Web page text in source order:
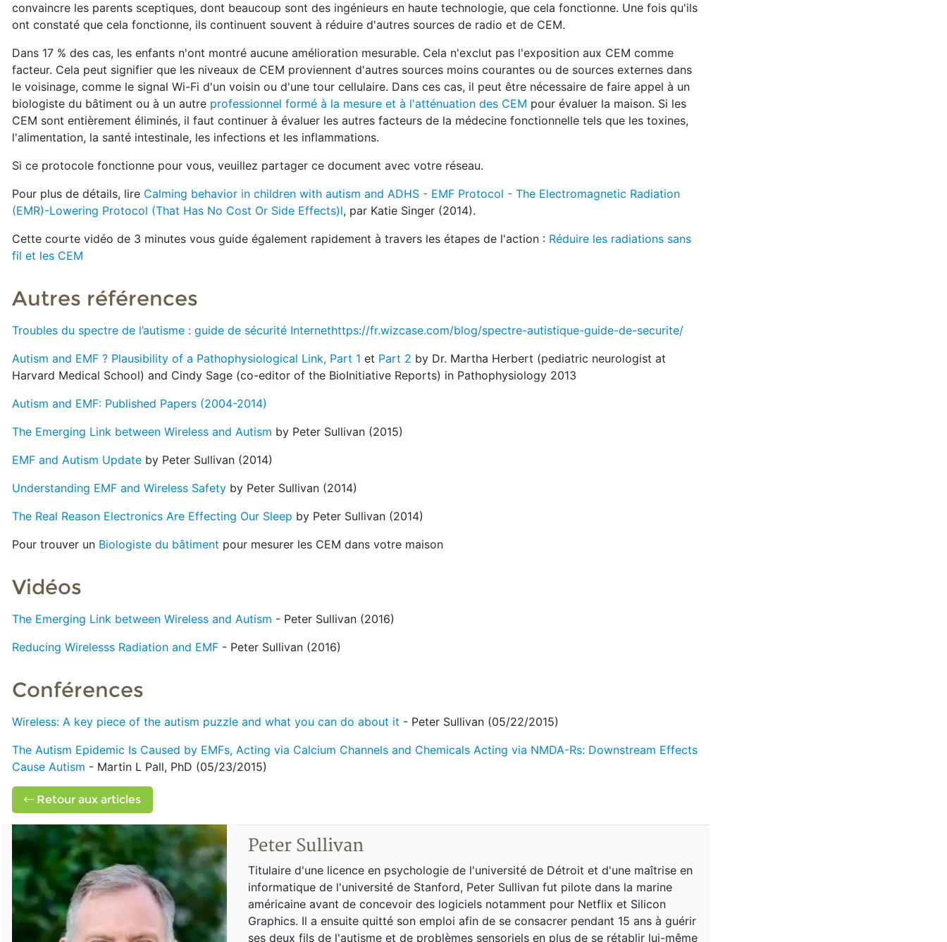
convaincre les parents sceptiques, dont beaucoup sont des ingénieurs en haute technologie, que cela fonctionne. Une fois qu'ils
ont constaté que cela fonctionne, ils continuent souvent à réduire d'autres sources de radio et de CEM.
Dans 17 % des cas, les enfants n'ont montré aucune amélioration mesurable. Cela n'exclut pas l'exposition aux CEM comme
facteur. Cela peut signifier que les niveaux de CEM proviennent d'autres sources moins courantes ou de sources externes dans
le voisinage, comme le signal Wi-Fi d'un voisin ou d'une tour cellulaire. Dans ces cas, il peut être nécessaire de faire appel à un
biologiste du bâtiment ou à un autre professionnel formé à la mesure et à l'atténuation des CEM pour évaluer la maison. Si les
CEM sont entièrement éliminés, il faut continuer à évaluer les autres facteurs de la médecine fonctionnelle tels que les toxines,
l'alimentation, la santé intestinale, les infections et les inflammations.
Si ce protocole fonctionne pour vous, veuillez partager ce document avec votre réseau.
Pour plus de détails, lire Calming behavior in children with autism and ADHS - EMF Protocol - The Electromagnetic Radiation
(EMR)-Lowering Protocol (That Has No Cost Or Side Effects)l, par Katie Singer (2014).
Cette courte vidéo de 3 minutes vous guide également rapidement à travers les étapes de l'action : Réduire les radiations sans
fil et les CEM
Autres références
Troubles du spectre de l’autisme : guide de sécurité Internethttps://fr.wizcase.com/blog/spectre-autistique-guide-de-securite/
Autism and EMF ? Plausibility of a Pathophysiological Link, Part 1 et Part 2 by Dr. Martha Herbert (pediatric neurologist at
Harvard Medical School) and Cindy Sage (co-editor of the BioInitiative Reports) in Pathophysiology 2013
Autism and EMF: Published Papers (2004-2014)
The Emerging Link between Wireless and Autism by Peter Sullivan (2015)
EMF and Autism Update by Peter Sullivan (2014)
Understanding EMF and Wireless Safety by Peter Sullivan (2014)
The Real Reason Electronics Are Effecting Our Sleep by Peter Sullivan (2014)
Pour trouver un Biologiste du bâtiment pour mesurer les CEM dans votre maison
Vidéos
The Emerging Link between Wireless and Autism - Peter Sullivan (2016)
Reducing Wirelesss Radiation and EMF - Peter Sullivan (2016)
Conférences
Wireless: A key piece of the autism puzzle and what you can do about it - Peter Sullivan (05/22/2015)
The Autism Epidemic Is Caused by EMFs, Acting via Calcium Channels and Chemicals Acting via NMDA-Rs: Downstream Effects
Cause Autism - Martin L Pall, PhD (05/23/2015)
Retour aux articles
Peter Sullivan
Titulaire d'une licence en psychologie de l'université de Détroit et d'une maîtrise en
informatique de l'université de Stanford, Peter Sullivan fut pilote dans la marine
américaine avant de concevoir des logiciels notamment pour Netflix et Silicon
Graphics. Il a ensuite quitté son emploi afin de se consacrer pendant 15 ans à guérir
ses deux fils de l'autisme et de problèmes sensoriels en plus de se rétablir lui-même